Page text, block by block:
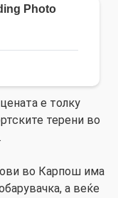
е толку
терени во
во Карпош има
а веќе